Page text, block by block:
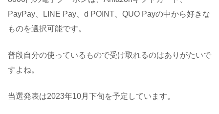
PayPay、LINE Pay、d POINT、QUO Payの中から好きな
ものを選択可能です。
普段自分の使っているもので受け取れるのはありがたいで
すよね。
当選発表は2023年10月下旬を予定しています。